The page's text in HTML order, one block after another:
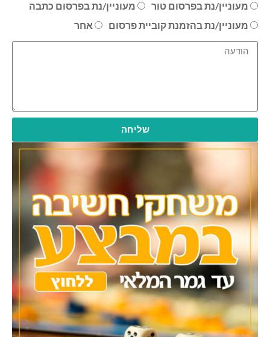
מעוניין/נת בפרסום טור
מעוניין/נת בפרסום כתבה
מעוניין/נת בהזמנת קוביית פרסום
אחר
שליחה